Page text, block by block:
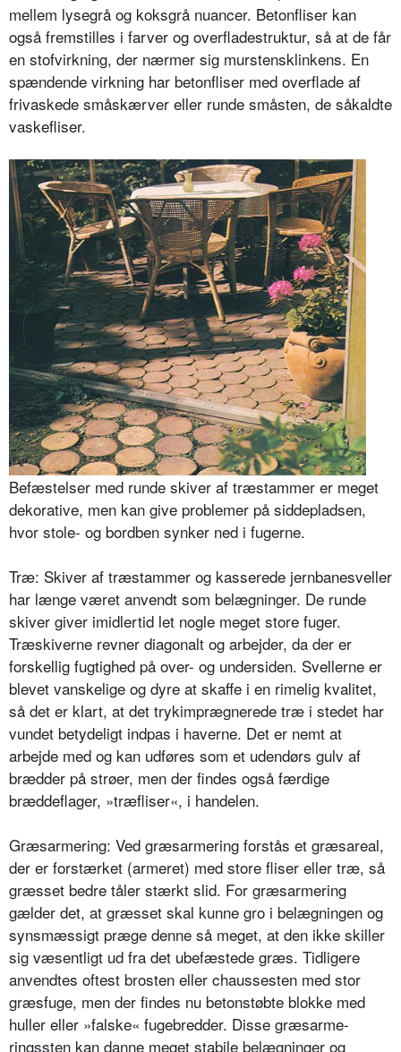
mellem lysegrå og koksgrå nuancer. Betonfliser kan
også fremstilles i farver og overfladestruktur, så at de får
en stofvirkning, der nærmer sig murstens­klinkens. En
spændende virkning har betonfliser med overflade af
frivaskede småskærver eller runde småsten, de såkaldte
vaskefliser.
Befæstelser med runde skiver af træstammer er meget
dekorative, men kan give problemer på siddepladsen,
hvor stole- og bordben synker ned i fugerne.
Træ: Skiver af træstammer og kassere­de jernbanesveller
har længe været anvendt som belægninger. De runde
skiver giver imidlertid let nogle meget store fuger.
Træskiverne revner diago­nalt og arbejder, da der er
forskellig fugtighed på over- og undersiden. Svellerne er
blevet vanskelige og dyre at skaffe i en rimelig kvalitet,
så det er klart, at det trykimprægnerede træ i stedet har
vundet betydeligt indpas i haverne. Det er nemt at
arbejde med og kan udføres som et udendørs gulv af
brædder på strøer, men der findes også færdige
bræddeflager, »træfliser«, i handelen.
Græsarmering: Ved græsarmering for­stås et græsareal,
der er forstærket (armeret) med store fliser eller træ, så
græsset bedre tåler stærkt slid. For græsarmering
gælder det, at græsset skal kunne gro i belægningen og
syns­mæssigt præge denne så meget, at den ikke skiller
sig væsentligt ud fra det ubefæstede græs. Tidligere
anvendtes oftest brosten eller chaussesten med stor
græsfuge, men der findes nu be­tonstøbte blokke med
huller eller »fal­ske« fugebredder. Disse græsarme­
ringssten kan danne meget stabile be­lægninger og